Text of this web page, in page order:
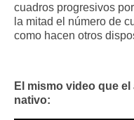
cuadros progresivos
la mitad el número de
como hacen otros
El mismo video que
nativo: